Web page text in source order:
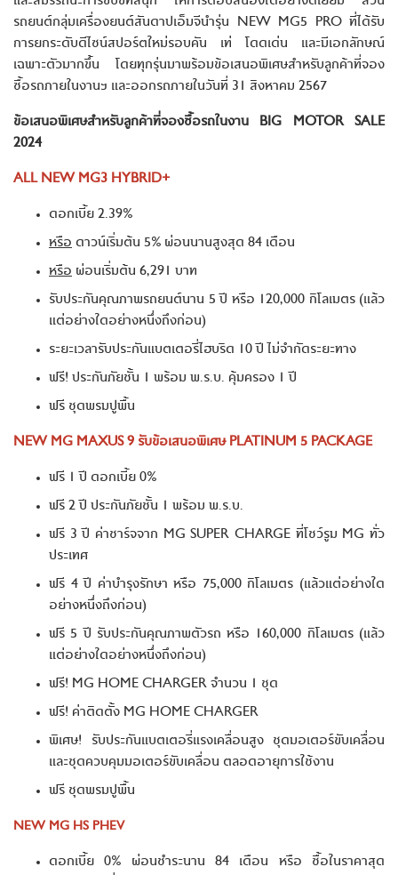
รถยนต์กลุ่มเครื่องยนต์สันดาปเอ็มจีนำรุ่น NEW MG5 PRO ที่ได้รับ
การยกระดับดีไซน์สปอร์ตใหม่รอบคัน เท่ โดดเด่น และมีเอกลักษณ์
เฉพาะตัวมากขึ้น โดยทุกรุ่นมาพร้อมข้อเสนอพิเศษสำหรับลูกค้าที่จอง
ซื้อรถภายในงานฯ และออกรถภายในวันที่ 31 สิงหาคม 2567
ข้อเสนอพิเศษสำหรับลูกค้าที่จองซื้อรถในงาน BIG MOTOR SALE
2024
ALL NEW MG3 HYBRID+
ดอกเบี้ย 2.39%
หรือ ดาวน์เริ่มต้น 5% ผ่อนนานสูงสุด 84 เดือน
หรือ ผ่อนเริ่มต้น 6,291 บาท
รับประกันคุณภาพรถยนต์นาน 5 ปี หรือ 120,000 กิโลเมตร (แล้ว
แต่อย่างใดอย่างหนึ่งถึงก่อน)
ระยะเวลารับประกันแบตเตอรี่ไฮบริด 10 ปี ไม่จำกัดระยะทาง
ฟรี! ประกันภัยชั้น 1 พร้อม พ.ร.บ. คุ้มครอง 1 ปี
ฟรี ชุดพรมปูพื้น
NEW MG MAXUS 9 รับข้อเสนอพิเศษ PLATINUM 5 PACKAGE
ฟรี 1 ปี ดอกเบี้ย 0%
ฟรี 2 ปี ประกันภัยชั้น 1 พร้อม พ.ร.บ.
ฟรี 3 ปี ค่าชาร์จจาก MG SUPER CHARGE ที่โชว์รูม MG ทั่ว
ประเทศ
ฟรี 4 ปี ค่าบำรุงรักษา หรือ 75,000 กิโลเมตร (แล้วแต่อย่างใด
อย่างหนึ่งถึงก่อน)
ฟรี 5 ปี รับประกันคุณภาพตัวรถ หรือ 160,000 กิโลเมตร (แล้ว
แต่อย่างใดอย่างหนึ่งถึงก่อน)
ฟรี! MG HOME CHARGER จำนวน 1 ชุด
ฟรี! ค่าติดตั้ง MG HOME CHARGER
พิเศษ! รับประกันแบตเตอรี่แรงเคลื่อนสูง ชุดมอเตอร์ขับเคลื่อน
และชุดควบคุมมอเตอร์ขับเคลื่อน ตลอดอายุการใช้งาน
ฟรี ชุดพรมปูพื้น
NEW MG HS PHEV
ดอกเบี้ย 0% ผ่อนชำระนาน 84 เดือน หรือ ซื้อในราคาสุด